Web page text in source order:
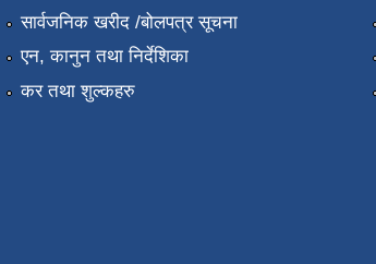
सार्वजनिक खरीद /बोलपत्र सूचना
एन, कानुन तथा निर्देशिका
कर तथा शुल्कहरु